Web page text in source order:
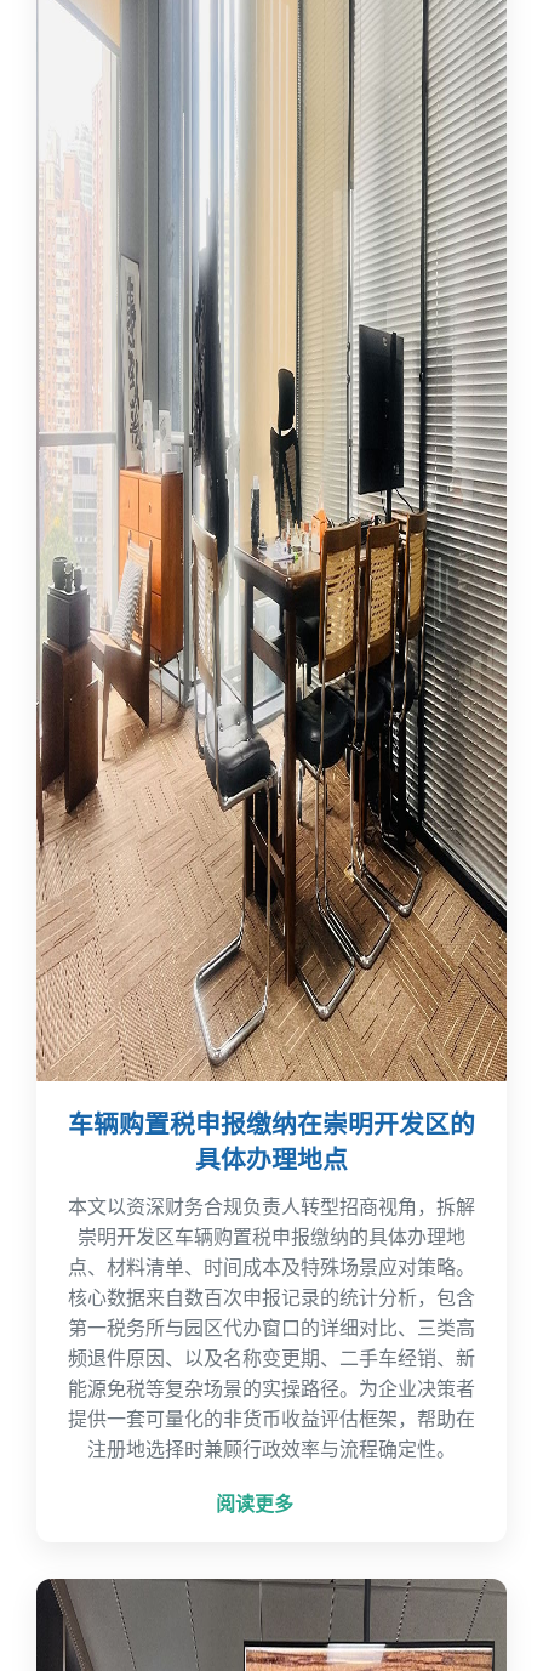
车辆购置税申报缴纳在崇明开发区的
具体办理地点
本文以资深财务合规负责人转型招商视角，拆解
崇明开发区车辆购置税申报缴纳的具体办理地
点、材料清单、时间成本及特殊场景应对策略。
核心数据来自数百次申报记录的统计分析，包含
第一税务所与园区代办窗口的详细对比、三类高
频退件原因、以及名称变更期、二手车经销、新
能源免税等复杂场景的实操路径。为企业决策者
提供一套可量化的非货币收益评估框架，帮助在
注册地选择时兼顾行政效率与流程确定性。
阅读更多